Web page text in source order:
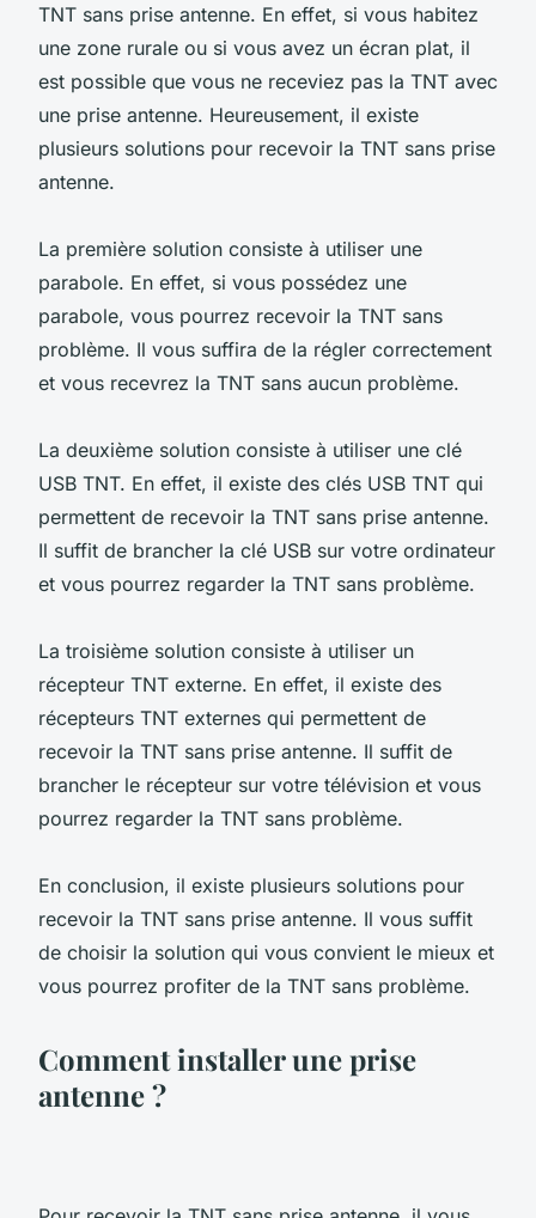
TNT sans prise antenne. En effet, si vous habitez
une zone rurale ou si vous avez un écran plat, il
est possible que vous ne receviez pas la TNT avec
une prise antenne. Heureusement, il existe
plusieurs solutions pour recevoir la TNT sans prise
antenne.
La première solution consiste à utiliser une
parabole. En effet, si vous possédez une
parabole, vous pourrez recevoir la TNT sans
problème. Il vous suffira de la régler correctement
et vous recevrez la TNT sans aucun problème.
La deuxième solution consiste à utiliser une clé
USB TNT. En effet, il existe des clés USB TNT qui
permettent de recevoir la TNT sans prise antenne.
Il suffit de brancher la clé USB sur votre ordinateur
et vous pourrez regarder la TNT sans problème.
La troisième solution consiste à utiliser un
récepteur TNT externe. En effet, il existe des
récepteurs TNT externes qui permettent de
recevoir la TNT sans prise antenne. Il suffit de
brancher le récepteur sur votre télévision et vous
pourrez regarder la TNT sans problème.
En conclusion, il existe plusieurs solutions pour
recevoir la TNT sans prise antenne. Il vous suffit
de choisir la solution qui vous convient le mieux et
vous pourrez profiter de la TNT sans problème.
Comment installer une prise
antenne ?